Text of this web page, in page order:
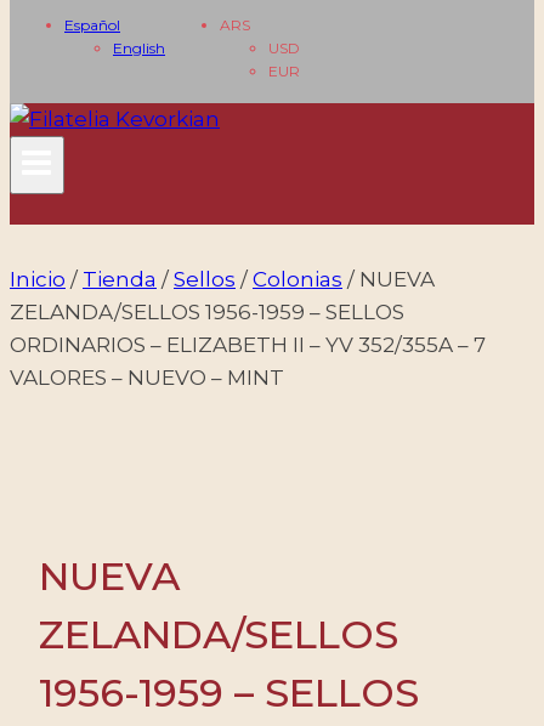
Español
English
ARS
USD
EUR
Inicio / Tienda / Sellos / Colonias / NUEVA
ZELANDA/SELLOS 1956-1959 – SELLOS
ORDINARIOS – ELIZABETH II – YV 352/355A – 7
VALORES – NUEVO – MINT
NUEVA
ZELANDA/SELLOS
1956-1959 – SELLOS